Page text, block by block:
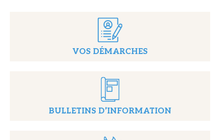
VOS DÉMARCHES
BULLETINS D’INFORMATION